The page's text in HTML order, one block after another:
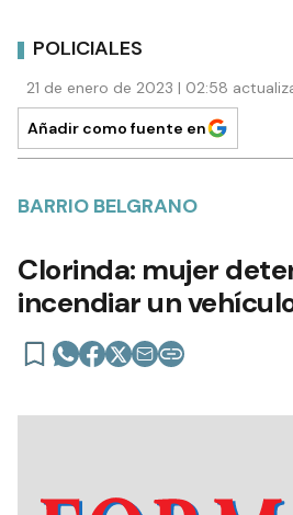
POLICIALES
21 de enero de 2023 | 02:58
Añadir como fuente en
BARRIO BELGRANO
Clorinda: mujer
incendiar un